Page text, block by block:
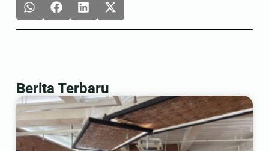
Berita Terbaru